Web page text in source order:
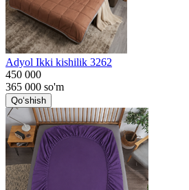
Adyol Ikki kishilik 3262
450 000
365 000 so'm
Qo‘shish